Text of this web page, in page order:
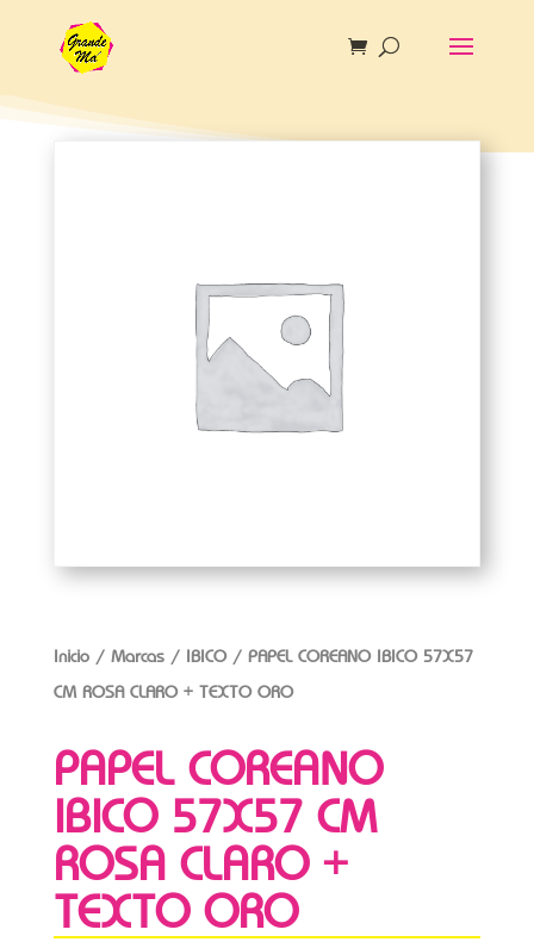
Inicio/ Marcas/ IBICO/ PAPEL COREANO IBICO 57X57
CM ROSA CLARO + TEXTO ORO
PAPEL COREANO
IBICO 57X57 CM
ROSA CLARO +
TEXTO ORO